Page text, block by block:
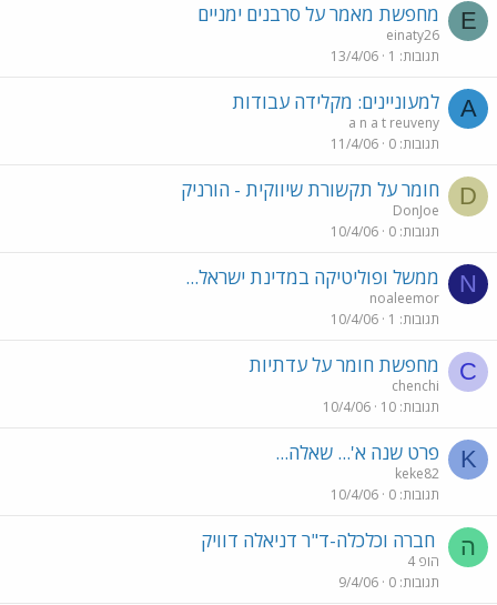
E מחפשת מאמר על סרבנים ימניים
einaty26
תגובות 1
13/4/06
A למעוניינים: מקלידה עבודות
a n a t reuveny
תגובות 0
11/4/06
D חומר על תקשורת שיווקית - הורניק
DonJoe
תגובות 0
10/4/06
N ממשל ופוליטיקה במדינת ישראל...
noaleemor
תגובות 1
10/4/06
C מחפשת חומר על עדתיות
chenchi
תגובות 10
10/4/06
K פרט שנה א'... שאלה...
keke82
תגובות 0
10/4/06
ה חברה וכלכלה-ד"ר דניאלה דוויק
הופ 4
תגובות 0
9/4/06